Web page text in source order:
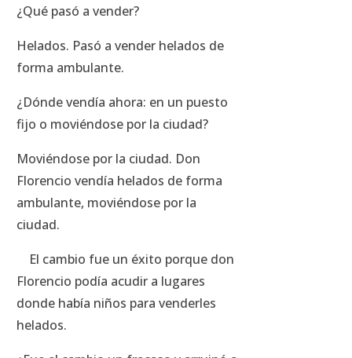
¿Qué pasó a vender?
Helados. Pasó a vender helados de
forma ambulante.
¿Dónde vendía ahora: en un puesto
fijo o moviéndose por la ciudad?
Moviéndose por la ciudad. Don
Florencio vendía helados de forma
ambulante, moviéndose por la
ciudad.
El cambio fue un éxito porque don
Florencio podía acudir a lugares
donde había niños para venderles
helados.